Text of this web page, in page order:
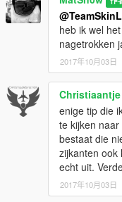
heb ik wel
nagetrokken
2017年10月03日
Christiaantje
enige tip die
te kijken
bestaat die
zijkanten ook
echt uit.
2017年10月03日